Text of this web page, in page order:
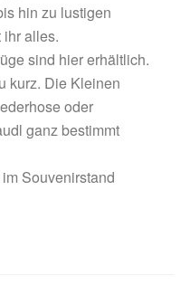
hin zu lustigen
ihr alles.
sind hier erhältlich.
kurz. Die Kleinen
oder
ganz bestimmt
Souvenirstand